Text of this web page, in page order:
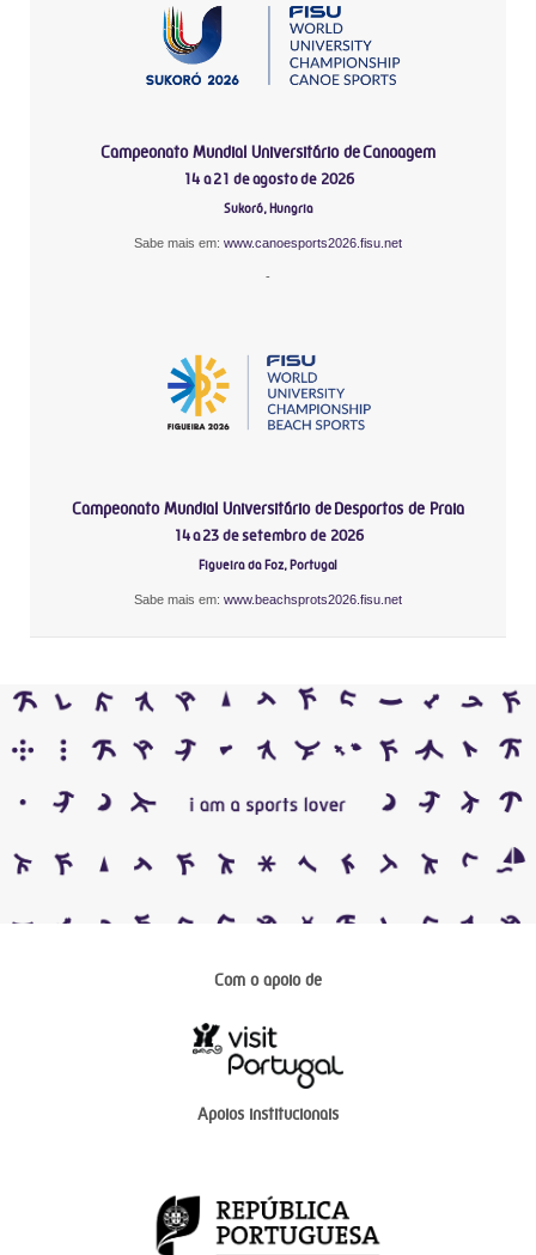
Campeonato Mundial Universitário de Canoagem
14 a 21 de agosto de 2026
Sukoró, Hungria
Sabe mais em: www.canoesports2026.fisu.net
-
Campeonato Mundial Universitário de Desportos de Praia
14 a 23 de setembro de 2026
Figueira da Foz, Portugal
Sabe mais em: www.beachsprots2026.fisu.net
Com o apoio de
Apoios institucionais